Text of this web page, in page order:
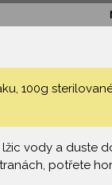
100g
vody a duste
potřete